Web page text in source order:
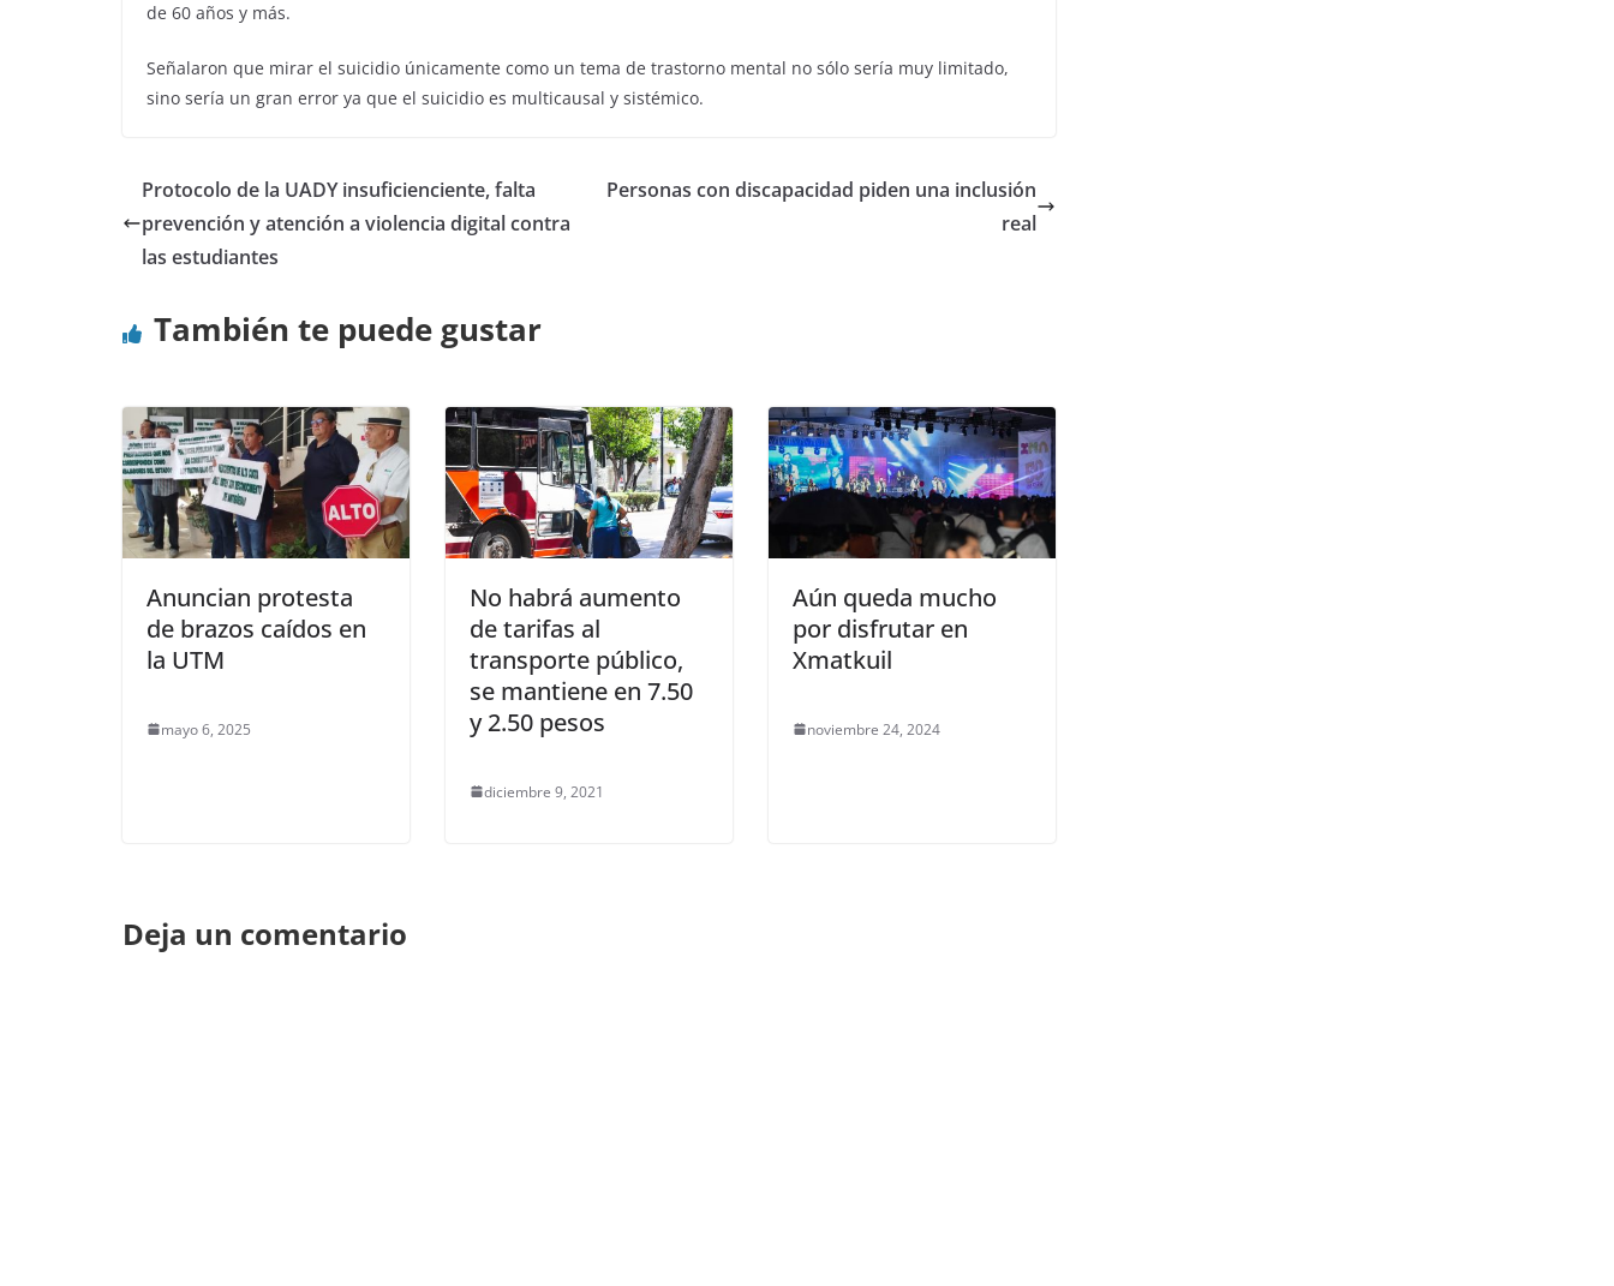
de 60 años y más.
Señalaron que mirar el suicidio únicamente como un tema de trastorno mental no sólo sería muy limitado,
sino sería un gran error ya que el suicidio es multicausal y sistémico.
Protocolo de la UADY insuficienciente, falta
prevención y atención a violencia digital contra
las estudiantes
Personas con discapacidad piden una inclusión
real
También te puede gustar
Anuncian protesta
de brazos caídos en
la UTM
mayo 6, 2025
No habrá aumento
de tarifas al
transporte público,
se mantiene en 7.50
y 2.50 pesos
diciembre 9, 2021
Aún queda mucho
por disfrutar en
Xmatkuil
noviembre 24, 2024
Deja un comentario